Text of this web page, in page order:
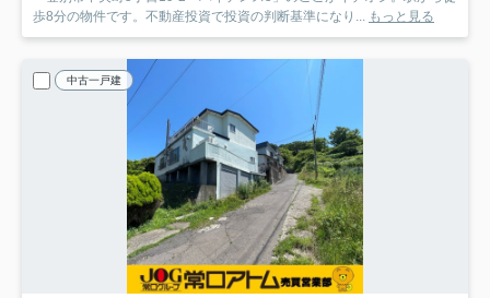
歩8分の物件です。不動産投資で投資の判断基準になり... もっと見る
中古一戸建